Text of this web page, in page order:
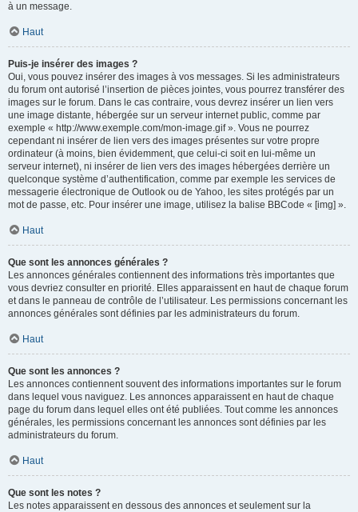
à un message.
Haut
Puis-je insérer des images ?
Oui, vous pouvez insérer des images à vos messages. Si les administrateurs
du forum ont autorisé l’insertion de pièces jointes, vous pourrez transférer des
images sur le forum. Dans le cas contraire, vous devrez insérer un lien vers
une image distante, hébergée sur un serveur internet public, comme par
exemple « http://www.exemple.com/mon-image.gif ». Vous ne pourrez
cependant ni insérer de lien vers des images présentes sur votre propre
ordinateur (à moins, bien évidemment, que celui-ci soit en lui-même un
serveur internet), ni insérer de lien vers des images hébergées derrière un
quelconque système d’authentification, comme par exemple les services de
messagerie électronique de Outlook ou de Yahoo, les sites protégés par un
mot de passe, etc. Pour insérer une image, utilisez la balise BBCode « [img] ».
Haut
Que sont les annonces générales ?
Les annonces générales contiennent des informations très importantes que
vous devriez consulter en priorité. Elles apparaissent en haut de chaque forum
et dans le panneau de contrôle de l’utilisateur. Les permissions concernant les
annonces générales sont définies par les administrateurs du forum.
Haut
Que sont les annonces ?
Les annonces contiennent souvent des informations importantes sur le forum
dans lequel vous naviguez. Les annonces apparaissent en haut de chaque
page du forum dans lequel elles ont été publiées. Tout comme les annonces
générales, les permissions concernant les annonces sont définies par les
administrateurs du forum.
Haut
Que sont les notes ?
Les notes apparaissent en dessous des annonces et seulement sur la